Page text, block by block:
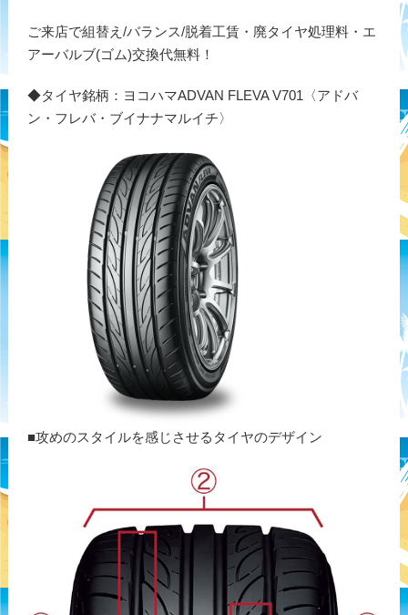
ご来店で組替え/バランス/脱着工賃・廃タイヤ処理料・エ
アーバルブ(ゴム)交換代無料！
◆タイヤ銘柄：ヨコハマADVAN FLEVA V701〈アドバ
ン・フレバ・ブイナナマルイチ〉
■攻めのスタイルを感じさせるタイヤのデザイン